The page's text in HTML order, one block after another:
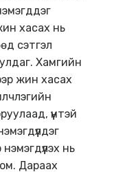
хасах нь
сэтгэл
Хамгийн
жин хасах
үүнтэй
нь
юм. Дараах